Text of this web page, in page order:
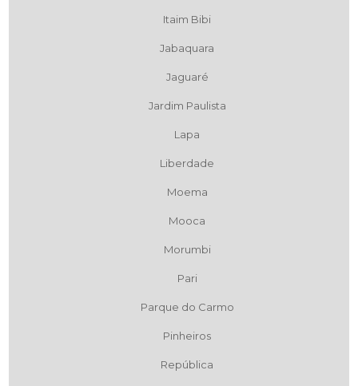
Itaim Bibi
Jabaquara
Jaguaré
Jardim Paulista
Lapa
Liberdade
Moema
Mooca
Morumbi
Pari
Parque do Carmo
Pinheiros
República